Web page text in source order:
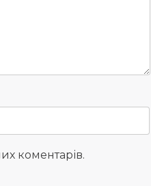
коментарів.